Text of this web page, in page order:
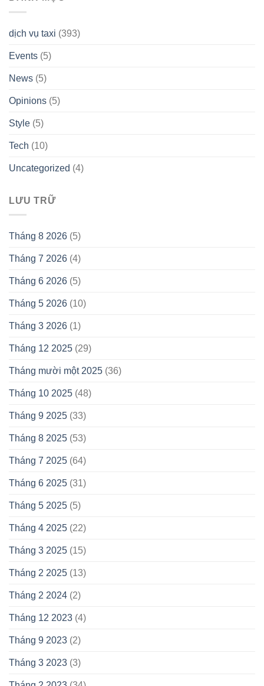
dịch vụ taxi (393)
Events (5)
News (5)
Opinions (5)
Style (5)
Tech (10)
Uncategorized (4)
LƯU TRỮ
Tháng 8 2026 (5)
Tháng 7 2026 (4)
Tháng 6 2026 (5)
Tháng 5 2026 (10)
Tháng 3 2026 (1)
Tháng 12 2025 (29)
Tháng mười một 2025 (36)
Tháng 10 2025 (48)
Tháng 9 2025 (33)
Tháng 8 2025 (53)
Tháng 7 2025 (64)
Tháng 6 2025 (31)
Tháng 5 2025 (5)
Tháng 4 2025 (22)
Tháng 3 2025 (15)
Tháng 2 2025 (13)
Tháng 2 2024 (2)
Tháng 12 2023 (4)
Tháng 9 2023 (2)
Tháng 3 2023 (3)